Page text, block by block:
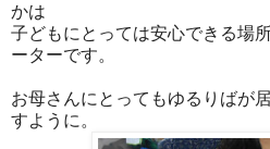
かは
子どもにとっては安心できる場
ーターです。
お母さんにとってもゆるりばが
すように。